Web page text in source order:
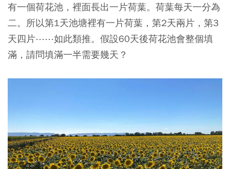
有一個荷花池，裡面長出一片荷葉。荷葉每天一分為
二。所以第1天池塘裡有一片荷葉，第2天兩片，第3
天四片⋯⋯如此類推。假設60天後荷花池會整個填
滿，請問填滿一半需要幾天？